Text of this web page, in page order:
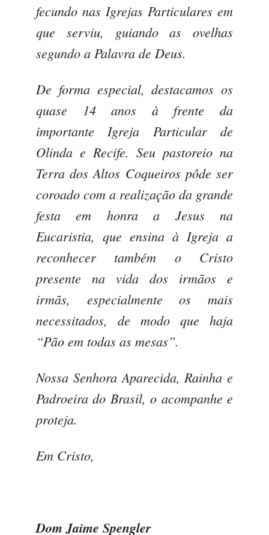
fecundo nas Igrejas Particulares em
que serviu, guiando as ovelhas
segundo a Palavra de Deus.
De forma especial, destacamos os
quase 14 anos à frente da
importante Igreja Particular de
Olinda e Recife. Seu pastoreio na
Terra dos Altos Coqueiros pôde ser
coroado com a realização da grande
festa em honra a Jesus na
Eucaristia, que ensina à Igreja a
reconhecer também o Cristo
presente na vida dos irmãos e
irmãs, especialmente os mais
necessitados, de modo que haja
“Pão em todas as mesas”.
Nossa Senhora Aparecida, Rainha e
Padroeira do Brasil, o acompanhe e
proteja.
Em Cristo,
Dom Jaime Spengler